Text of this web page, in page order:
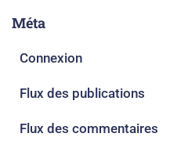
Méta
Connexion
Flux des publications
Flux des commentaires